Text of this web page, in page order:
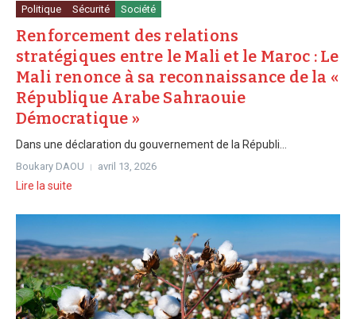
Politique Sécurité Société
Renforcement des relations
stratégiques entre le Mali et le Maroc : Le
Mali renonce à sa reconnaissance de la «
République Arabe Sahraouie
Démocratique »
Dans une déclaration du gouvernement de la Républi...
Boukary DAOU avril 13, 2026
Lire la suite